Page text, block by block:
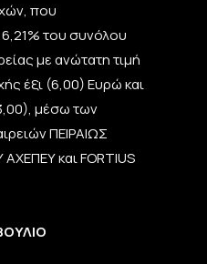
που
του συνόλου
με ανώτατη τιμή
έξι (6,00) Ευρώ και
μέσω των
ΠΕΙΡΑΙΩΣ
και FORTIUS